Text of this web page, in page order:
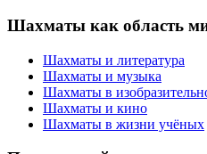
Шахматы как область
Шахматы и литература
Шахматы и музыка
Шахматы в
Шахматы и кино
Шахматы в жизни учёных